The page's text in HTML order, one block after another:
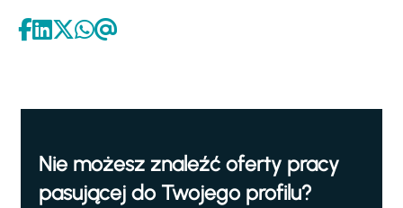
Nie możesz znaleźć oferty pracy
pasującej do Twojego profilu?